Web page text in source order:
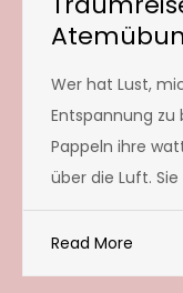
Wer hat Lust,
Entspannung zu
Pappeln ihre
über die Luft.
Read More